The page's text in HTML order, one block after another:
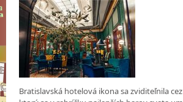
Bratislavská hotelová ikona sa zviditeľnila